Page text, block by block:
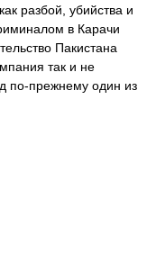
разбой, убийства и
в Карачи
Пакистана
так и не
по-прежнему один из